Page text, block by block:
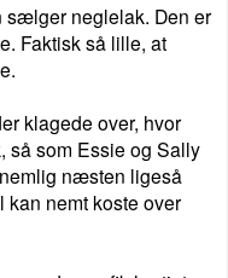
sælger neglelak. Den er
Faktisk så lille, at
klagede over, hvor
så som Essie og Sally
næsten ligeså
nemt koste over